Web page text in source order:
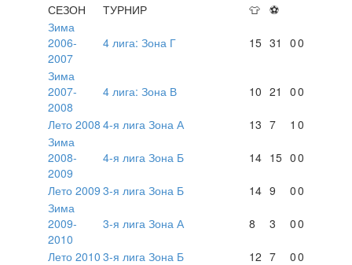
СЕЗОН
ТУРНИР 👕 ⚽
Зима
2006-
2007
4 лига: Зона Г 15 31 00
Зима
2007-
2008
4 лига: Зона В 10 21 00
Лето 2008 4-я лига Зона А 13 7 1 0
Зима
2008-
2009
4-я лига Зона Б 14 15 00
Лето 2009 3-я лига Зона Б 14 9 00
Зима
2009-
2010
3-я лига Зона А 8 3 00
Лето 2010 3-я лига Зона Б 12 7 00